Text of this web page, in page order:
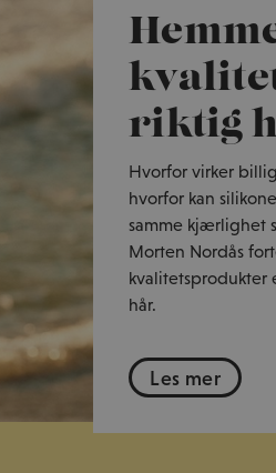
riktig
Hvorfor virker
hvorfor kan
samme kjærlighet
Morten Nordås
kvalitetsprodukter
hår.
Les mer